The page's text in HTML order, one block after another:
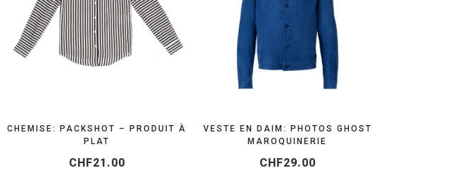
ORGANISEZ VOTRE SHOOTING
CHEMISE: PACKSHOT – PRODUIT À
PLAT
CHF21.00
OBTENEZ VOTRE DEVIS EN 24H
VESTE EN DAIM: PHOTOS GHOST
MAROQUINERIE
CHF29.00